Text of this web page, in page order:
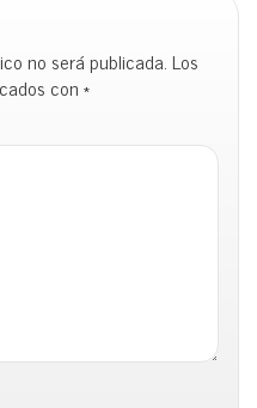
no será publicada. Los
con*